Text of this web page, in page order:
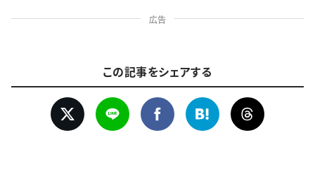
広告
この記事をシェアする